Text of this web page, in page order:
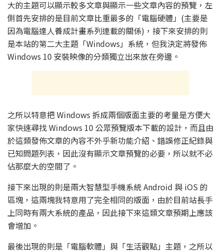
大的主題可以顯示較多文章與顯示一些文章內容的預覽，左
側首先安排的是目前文章比重最多的「電腦硬體」(主要是
因為電腦達人養成計畫系列連載的關係)，接下來安排的則
是本站的第二大主題「Windows」系統，但我決定將發佈
Windows 10 安裝映像的分類獨立出來放在旁邊。
之所以特意把 Windows 拆成兩個版面主要的考量是方便大
家快速尋找 Windows 10 公眾預覽版本下載的設計，而且由
於這類發佈文章的內容不外乎新功能介紹、錯誤修正紀錄與
已知問題列表，因此沒有顯示文章預覽的必要，所以就不必
佔那麼大的空間了。
接下來出現的則是兩大智慧型手機系統 Android 與 iOS 的
區塊，這兩塊我特意用了完全相同的版面，由於目前站長手
上同時有兩大系統的產品，因此接下來這類文章預期上應該
會增加。
最後出現的則是「電腦軟體」與「生活觀點」主題，之所以